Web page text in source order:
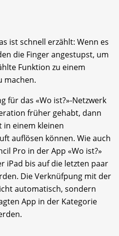
ist schnell erzählt: Wenn es
die Finger angestupst, um
Funktion zu einem
machen.
für das «Wo ist?»-Netzwerk
früher gehabt, dann
in einem kleinen
auflösen können. Wie auch
Pro in der App «Wo ist?»
iPad bis auf die letzten paar
Die Verknüfpung mit der
automatisch, sondern
App in der Kategorie